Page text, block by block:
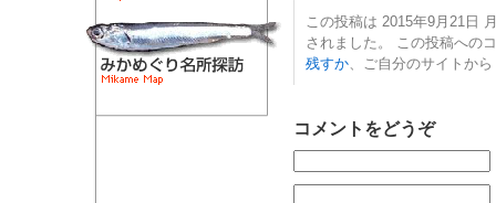
この投稿は 2015年9月21日
されました。 この投稿への
残すか、ご自分のサイトから
コメントをどうぞ